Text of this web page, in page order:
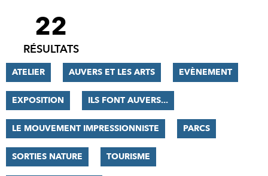
FILTRER
RÉSULTATS
22
RÉSULTATS
ATELIER AUVERS ET LES ARTS EVÈNEMENT
EXPOSITION ILS FONT AUVERS...
LE MOUVEMENT IMPRESSIONNISTE PARCS
SORTIES NATURE TOURISME